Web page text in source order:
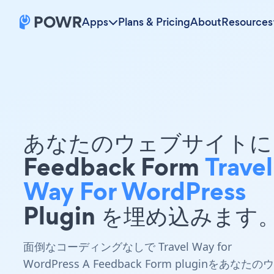
Apps Plans & PricingAboutResources
あなたのウェブサイト
Feedback FormTravel
Way For WordPress
Plugin を埋め込みます
面倒なコーディングなしで Travel Way for
WordPress A Feedback Form pluginをあなたのウ